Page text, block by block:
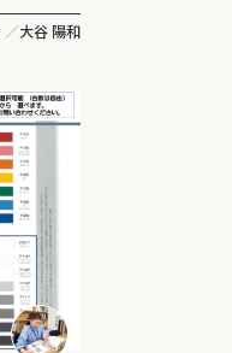
大谷 陽和